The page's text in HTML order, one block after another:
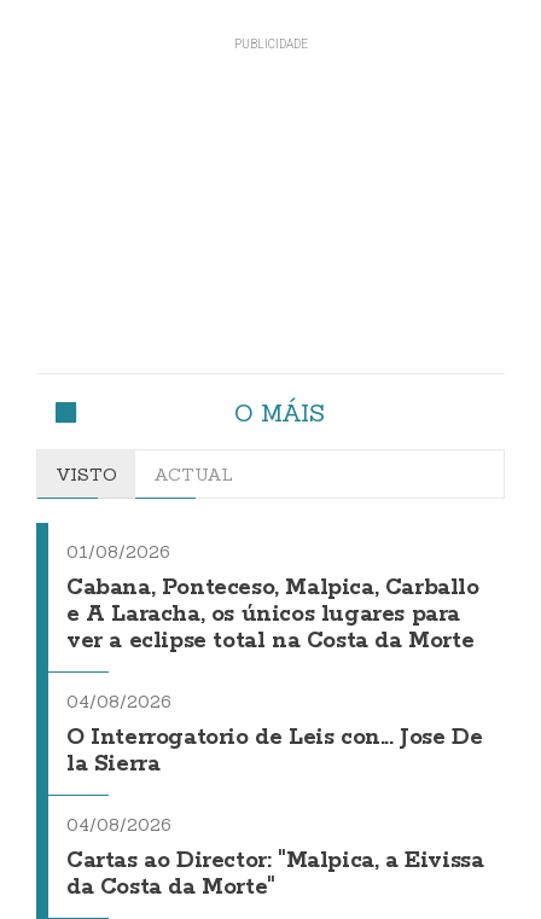
O MÁIS
VISTO ACTUAL
01/08/2026
Cabana, Ponteceso, Malpica, Carballo
e A Laracha, os únicos lugares para
ver a eclipse total na Costa da Morte
04/08/2026
O Interrogatorio de Leis con... Jose De
la Sierra
04/08/2026
Cartas ao Director: "Malpica, a Eivissa
da Costa da Morte"